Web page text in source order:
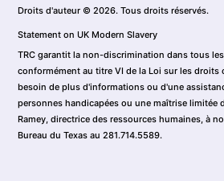
Droits d'auteur © 2026. Tous droits réservés.
Statement on UK Modern Slavery
TRC garantit la non-discrimination dans tous
conformément au titre VI de la Loi sur les droits
besoin de plus d'informations ou d'une
personnes handicapées ou une maîtrise limitée
Ramey, directrice des ressources humaines, à
Bureau du Texas au 281.714.5589.